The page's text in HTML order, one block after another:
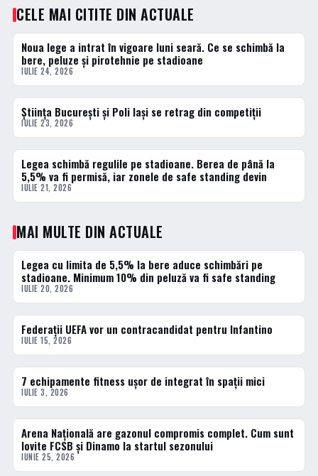
CELE MAI CITITE DIN ACTUALE
1 · TOP
Noua lege a intrat în vigoare luni seară. Ce se schimbă la
bere, peluze și pirotehnie pe stadioane
IULIE 24, 2026
2 · TOP
Știința București și Poli Iași se retrag din competiții
IULIE 23, 2026
3 · TOP
Legea schimbă regulile pe stadioane. Berea de până la
5,5% va fi permisă, iar zonele de safe standing devin
IULIE 21, 2026
MAI MULTE DIN ACTUALE
ACTUALE
Legea cu limita de 5,5% la bere aduce schimbări pe
stadioane. Minimum 10% din peluză va fi safe standing
IULIE 20, 2026
ACTUALE
Federații UEFA vor un contracandidat pentru Infantino
IULIE 15, 2026
ACTUALE
7 echipamente fitness ușor de integrat în spații mici
IULIE 3, 2026
ACTUALE
Arena Națională are gazonul compromis complet. Cum sunt
lovite FCSB și Dinamo la startul sezonului
IUNIE 25, 2026